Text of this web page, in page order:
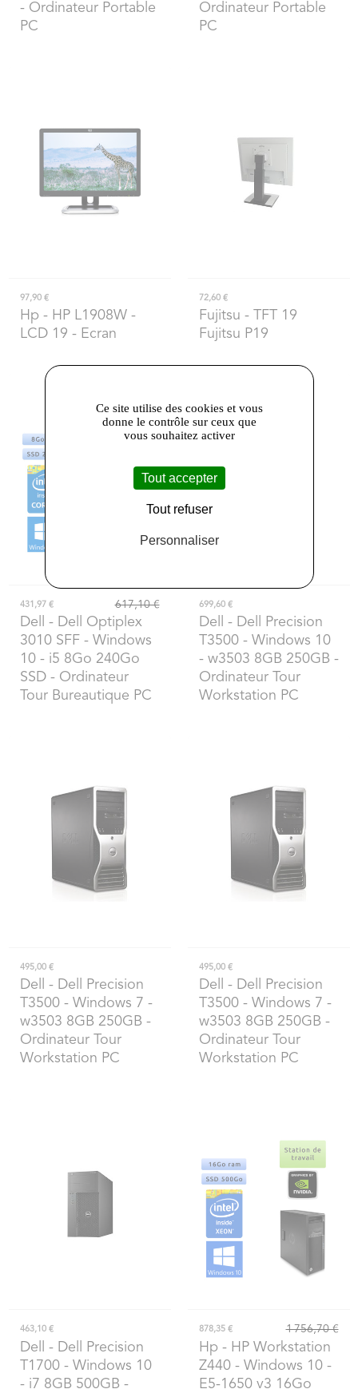
- Ordinateur Portable
PC
Ordinateur Portable
PC
97,90 €
Hp - HP L1908W -
LCD 19 - Ecran
72,60 €
Fujitsu - TFT 19
Fujitsu P19
431,97 € 617,10 €
Dell
- Dell Optiplex
3010 SFF - Windows
10 - i5 8Go 240Go
SSD - Ordinateur
Tour Bureautique PC
699,60 €
Dell
- Dell Precision
T3500 - Windows 10
- w3503 8GB 250GB -
Ordinateur Tour
Workstation PC
495,00 €
Dell
- Dell Precision
T3500 - Windows 7 -
w3503 8GB 250GB -
Ordinateur Tour
Workstation PC
495,00 €
Dell
- Dell Precision
T3500 - Windows 7 -
w3503 8GB 250GB -
Ordinateur Tour
Workstation PC
463,10 €
Dell
- Dell Precision
T1700 - Windows 10
- i7 8GB 500GB -
878,35 € 1 756,70 €
Hp - HP Workstation
Z440 - Windows 10 -
E5-1650 v3 16Go
Ce site utilise des cookies et vous
donne le contrôle sur ceux que
vous souhaitez activer
Tout accepter
Tout refuser
Personnaliser